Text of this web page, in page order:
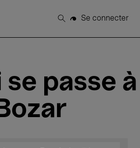
Rechercher
Se connecter
se passe à
Bozar